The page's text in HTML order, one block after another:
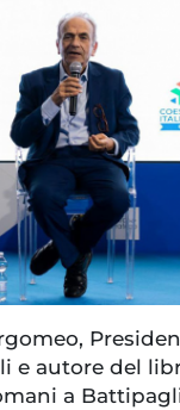
e autore del
a